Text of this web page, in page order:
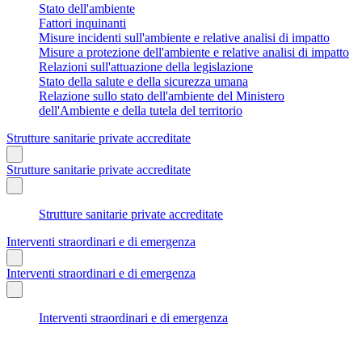
Stato dell'ambiente
Fattori inquinanti
Misure incidenti sull'ambiente e relative analisi di impatto
Misure a protezione dell'ambiente e relative analisi di impatto
Relazioni sull'attuazione della legislazione
Stato della salute e della sicurezza umana
Relazione sullo stato dell'ambiente del Ministero
dell'Ambiente e della tutela del territorio
Strutture sanitarie private accreditate
Strutture sanitarie private accreditate
Strutture sanitarie private accreditate
Interventi straordinari e di emergenza
Interventi straordinari e di emergenza
Interventi straordinari e di emergenza